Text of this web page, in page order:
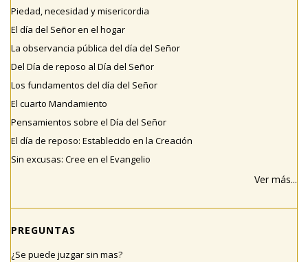
Piedad, necesidad y misericordia
El día del Señor en el hogar
La observancia pública del día del Señor
Del Día de reposo al Día del Señor
Los fundamentos del día del Señor
El cuarto Mandamiento
Pensamientos sobre el Día del Señor
El día de reposo: Establecido en la Creación
Sin excusas: Cree en el Evangelio
Ver más...
PREGUNTAS
¿Se puede juzgar sin mas?